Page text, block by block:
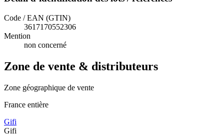
Code / EAN (GTIN)
3617170552306
Mention
non concerné
Zone de vente & distributeurs
Zone géographique de vente
France entière
Gifi
Gifi